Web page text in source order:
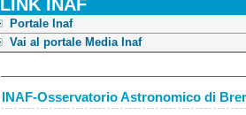
Portale Inaf
Vai al portale Media Inaf
INAF-Osservatorio Astronomico di